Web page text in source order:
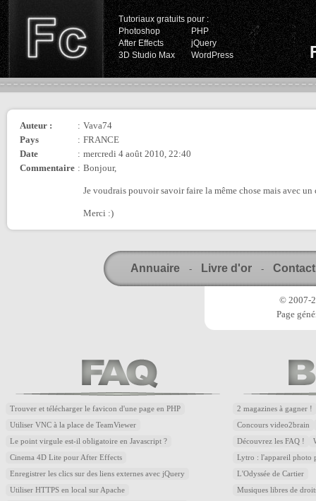
Tutoriaux gratuits pour :
Photoshop
PHP
After Effects
jQuery
3D Studio Max
WordPress
Auteur : : Vava74
Pays
: FRANCE
Date
: mercredi 4 août 2010, 22:40
Commentaire : Bonjour,
Je voudrais pouvoir savoir faire la même chose mais avec
Merci :)
Annuaire - Livre d'or - Contact
© 2007-
Page
Trouver et télécharger le favicon d'une page en PHP
Utiliser VNC à la place de TeamViewer
Le point virgule est-il obligatoire en Javascript ?
Cinema 4D Lite pour After Effects
Enregistrer les clics sur des liens externes avec jQuery
Utiliser HTTPS en local sur Apache
2 magazines à gagner !
Concours video2brain
Découvrez les FAQ !
Lytro : l'appareil photo
L'Odyssée de Cartier
Musiques libres de